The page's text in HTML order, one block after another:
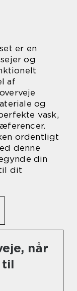
er en
og
af
og
vask,
ordentligt
denne
din
dit
når
til